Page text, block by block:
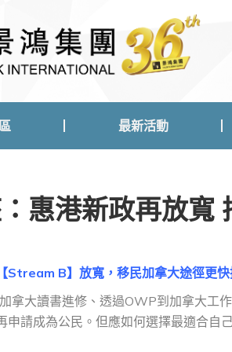
最新活動
惠港新政再放寬
Stream B】放寬，移民加拿大途徑更快
拿大讀書進修、透過OWP到加拿大工
申請成為公民。但應如何選擇最適合自
最新活動